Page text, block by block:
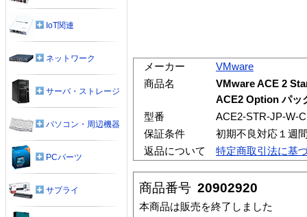
メーカー
VMware
商品名
VMware ACE 2
ACE2 Option パッ
型番
ACE2-STR-JP-W-C
保証条件
初期不良対応１週
返品について
特定商取引法に基
商品番号 20902920
本商品は販売を終了しました
IoT関連
ネットワーク
サーバ・ストレージ
パソコン・周辺機器
PCパーツ
サプライ